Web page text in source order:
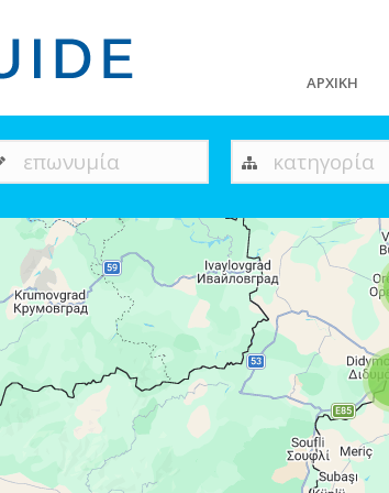
ΑΡΧΙΚΗ
επωνυμία κατηγορία